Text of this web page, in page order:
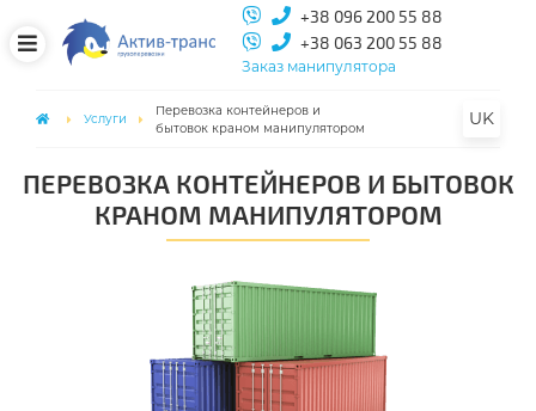
+38 096 200 55 88
+38 063 200 55 88
Заказ манипулятора
Услуги
Перевозка контейнеров и
бытовок краном манипулятором
UK
ПЕРЕВОЗКА КОНТЕЙНЕРОВ И БЫТОВОК
КРАНОМ МАНИПУЛЯТОРОМ